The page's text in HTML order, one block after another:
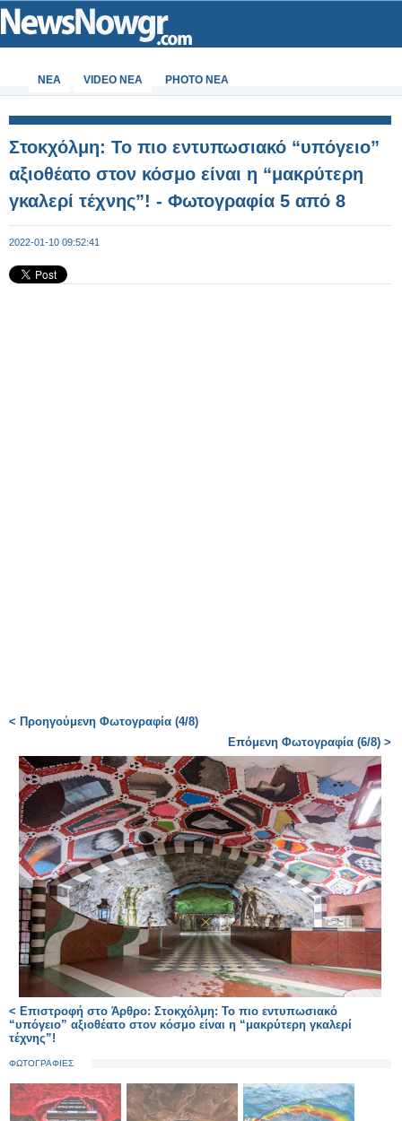
ΝΕΑ VIDEO NEA PHOTO NEA
Στοκχόλμη: Το πιο εντυπωσιακό “υπόγειο”
αξιοθέατο στον κόσμο είναι η “μακρύτερη
γκαλερί τέχνης”! - Φωτογραφία 5 από 8
2022-01-10 09:52:41
< Προηγούμενη Φωτογραφία (4/8)
Επόμενη Φωτογραφία (6/8) >
< Επιστροφή στο Άρθρο: Στοκχόλμη: Το πιο εντυπωσιακό
“υπόγειο” αξιοθέατο στον κόσμο είναι η “μακρύτερη γκαλερί
τέχνης”!
ΦΩΤΟΓΡΑΦΙΕΣ